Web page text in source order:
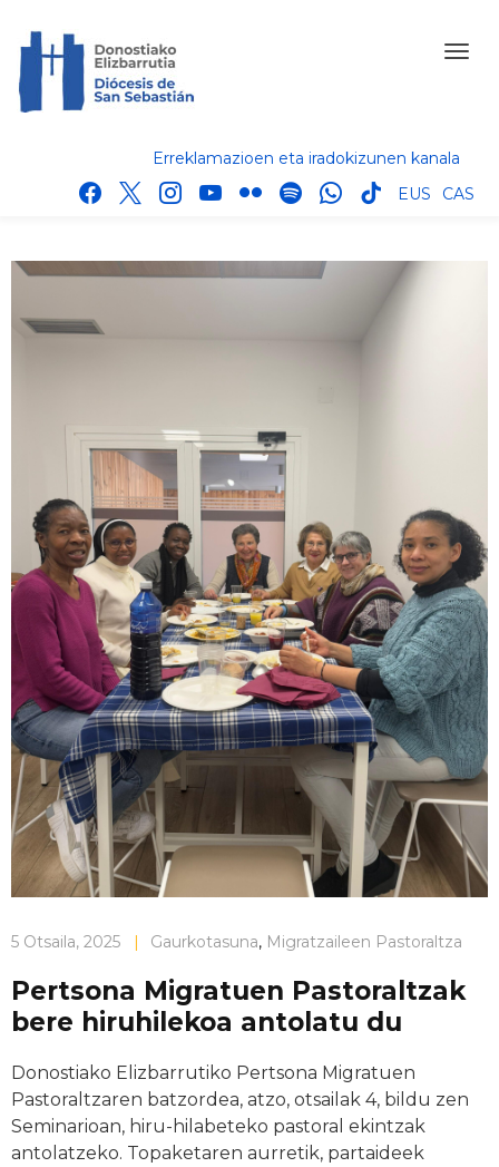
Erreklamazioen eta iradokizunen kanala
facebook
x instagram
youtube
flickr spotifywhatsapp
tik
EUS CAS
5 Otsaila, 2025 | Gaurkotasuna, Migratzaileen Pastoraltza
Pertsona Migratuen Pastoraltzak
bere hiruhilekoa antolatu du
Donostiako Elizbarrutiko Pertsona Migratuen
Pastoraltzaren batzordea, atzo, otsailak 4, bildu zen
Seminarioan, hiru-hilabeteko pastoral ekintzak
antolatzeko. Topaketaren aurretik, partaideek